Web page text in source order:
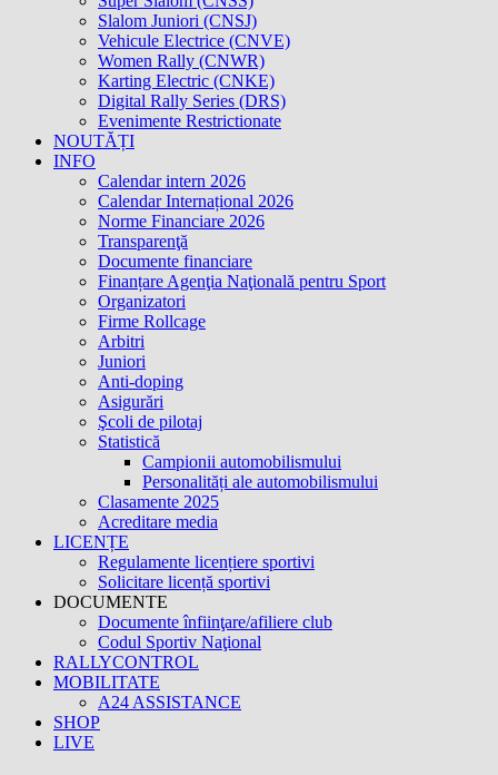
Slalom Juniori (CNSJ)
Vehicule Electrice (CNVE)
Women Rally (CNWR)
Karting Electric (CNKE)
Digital Rally Series (DRS)
Evenimente Restrictionate
NOUTĂȚI
INFO
Calendar intern 2026
Calendar Internațional 2026
Norme Financiare 2026
Transparenţă
Documente financiare
Finanțare Agenţia Naţională pentru Sport
Organizatori
Firme Rollcage
Arbitri
Juniori
Anti-doping
Asigurări
Şcoli de pilotaj
Statistică
Campionii automobilismului
Personalități ale automobilismului
Clasamente 2025
Acreditare media
LICENȚE
Regulamente licențiere sportivi
Solicitare licență sportivi
DOCUMENTE
Documente înfiinţare/afiliere club
Codul Sportiv Naţional
RALLYCONTROL
MOBILITATE
A24 ASSISTANCE
SHOP
LIVE